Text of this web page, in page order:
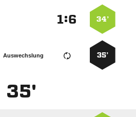
34’
:
35’
Auswechslung
35'